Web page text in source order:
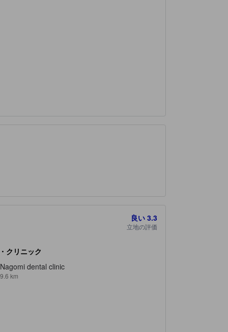
良い 3.3
立地の評価
クリニック
Nagomi dental clinic
9.6 km